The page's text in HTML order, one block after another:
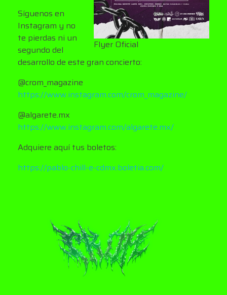
Flyer Oficial
Síguenos en
Instagram y no
te pierdas ni un
segundo del
desarrollo de este gran concierto:
@crom_magazine
https://www.instagram.com/crom_magazine/
@algarete.mx
https://www.instagram.com/algarete.mx/
Adquiere aquí tus boletos:
https://pablo-chill-e-cdmx.boletia.com/